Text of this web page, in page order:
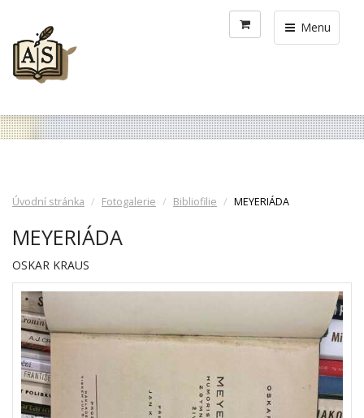
Menu
Úvodní stránka Fotogalerie Bibliofilie MEYERIÁDA
MEYERIÁDA
OSKAR KRAUS